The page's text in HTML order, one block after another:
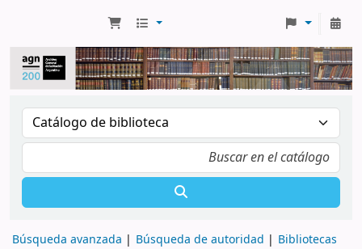
Búsqueda avanzada Búsqueda de autoridad Bibliotecas